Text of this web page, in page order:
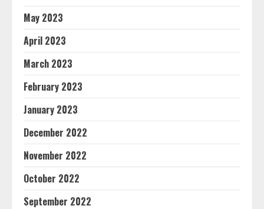
May 2023
April 2023
March 2023
February 2023
January 2023
December 2022
November 2022
October 2022
September 2022